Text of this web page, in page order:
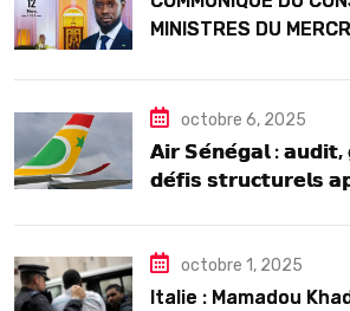
MINISTRES DU
octobre 6, 2025
𝗔𝗶𝗿 𝗦𝗲́𝗻𝗲́𝗴𝗮𝗹 :
𝗱𝗲́𝗳𝗶𝘀 𝘀𝘁𝗿𝘂𝗰𝘁𝘂𝗿𝗲𝗹𝘀
octobre 1, 2025
Italie : Mamadou